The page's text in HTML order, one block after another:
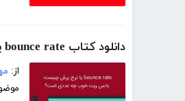
دانلود کتاب bounce rate یا نرخ پرش چیست؛ بانس ریت خوب چه عددی است؟
از: